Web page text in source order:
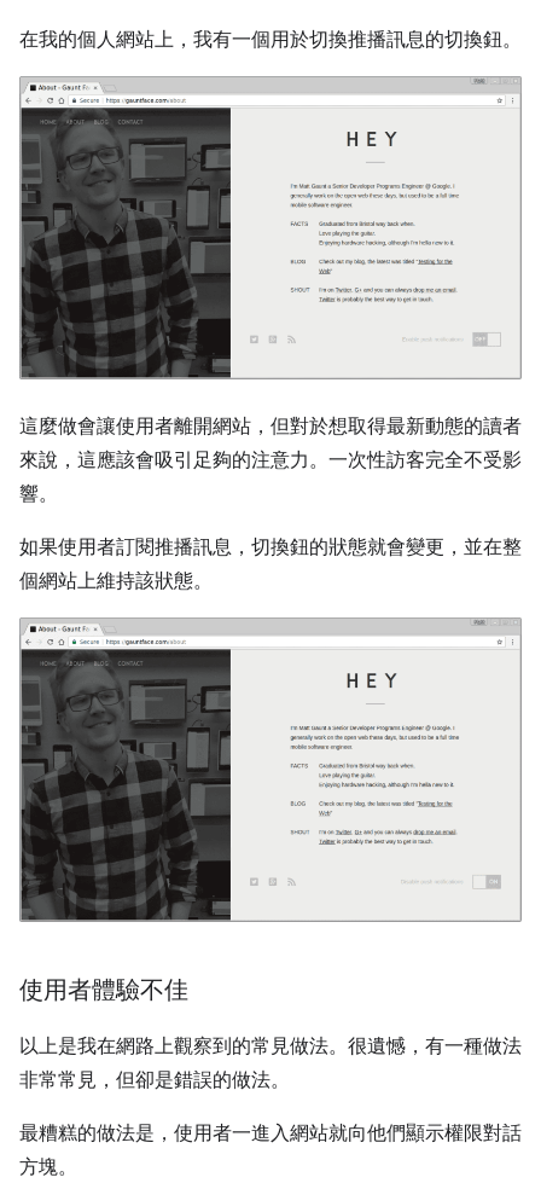
在我的個人網站上，我有一個用於切換推播訊息的切換鈕。
這麼做會讓使用者離開網站，但對於想取得最新動態的讀者
來說，這應該會吸引足夠的注意力。一次性訪客完全不受影
響。
如果使用者訂閱推播訊息，切換鈕的狀態就會變更，並在整
個網站上維持該狀態。
使用者體驗不佳
以上是我在網路上觀察到的常見做法。很遺憾，有一種做法
非常常見，但卻是錯誤的做法。
最糟糕的做法是，使用者一進入網站就向他們顯示權限對話
方塊。